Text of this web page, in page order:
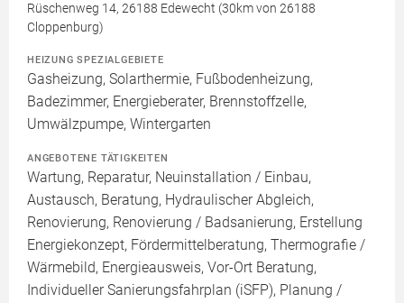
Rüschenweg 14, 26188 Edewecht (30km von 26188
Cloppenburg)
HEIZUNG SPEZIALGEBIETE
Gasheizung, Solarthermie, Fußbodenheizung,
Badezimmer, Energieberater, Brennstoffzelle,
Umwälzpumpe, Wintergarten
ANGEBOTENE TÄTIGKEITEN
Wartung, Reparatur, Neuinstallation / Einbau,
Austausch, Beratung, Hydraulischer Abgleich,
Renovierung, Renovierung / Badsanierung, Erstellung
Energiekonzept, Fördermittelberatung, Thermografie /
Wärmebild, Energieausweis, Vor-Ort Beratung,
Individueller Sanierungsfahrplan (iSFP), Planung /